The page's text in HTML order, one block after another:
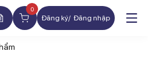
0
Đăng ký Đăng nhập